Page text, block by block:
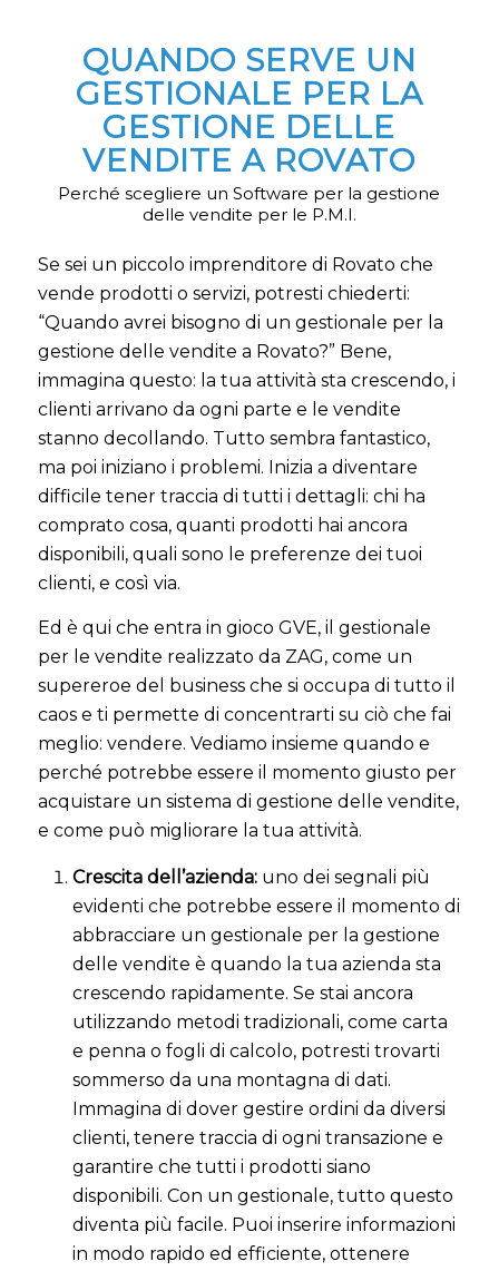
QUANDO SERVE UN
GESTIONALE PER LA
GESTIONE DELLE
VENDITE A ROVATO
Perché scegliere un Software per la gestione
delle vendite per le P.M.I.
Se sei un piccolo imprenditore di Rovato che
vende prodotti o servizi, potresti chiederti:
“Quando avrei bisogno di un gestionale per la
gestione delle vendite a Rovato?” Bene,
immagina questo: la tua attività sta crescendo, i
clienti arrivano da ogni parte e le vendite
stanno decollando. Tutto sembra fantastico,
ma poi iniziano i problemi. Inizia a diventare
difficile tener traccia di tutti i dettagli: chi ha
comprato cosa, quanti prodotti hai ancora
disponibili, quali sono le preferenze dei tuoi
clienti, e così via.
Ed è qui che entra in gioco GVE, il gestionale
per le vendite realizzato da ZAG, come un
supereroe del business che si occupa di tutto il
caos e ti permette di concentrarti su ciò che fai
meglio: vendere. Vediamo insieme quando e
perché potrebbe essere il momento giusto per
acquistare un sistema di gestione delle vendite,
e come può migliorare la tua attività.
Crescita dell’azienda: uno dei segnali più
evidenti che potrebbe essere il momento di
abbracciare un gestionale per la gestione
delle vendite è quando la tua azienda sta
crescendo rapidamente. Se stai ancora
utilizzando metodi tradizionali, come carta
e penna o fogli di calcolo, potresti trovarti
sommerso da una montagna di dati.
Immagina di dover gestire ordini da diversi
clienti, tenere traccia di ogni transazione e
garantire che tutti i prodotti siano
disponibili. Con un gestionale, tutto questo
diventa più facile. Puoi inserire informazioni
in modo rapido ed efficiente, ottenere